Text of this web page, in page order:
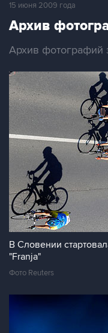
15 июня 2009 года
Архив
Архив
В Словении
"Franja"
Фото Reuters